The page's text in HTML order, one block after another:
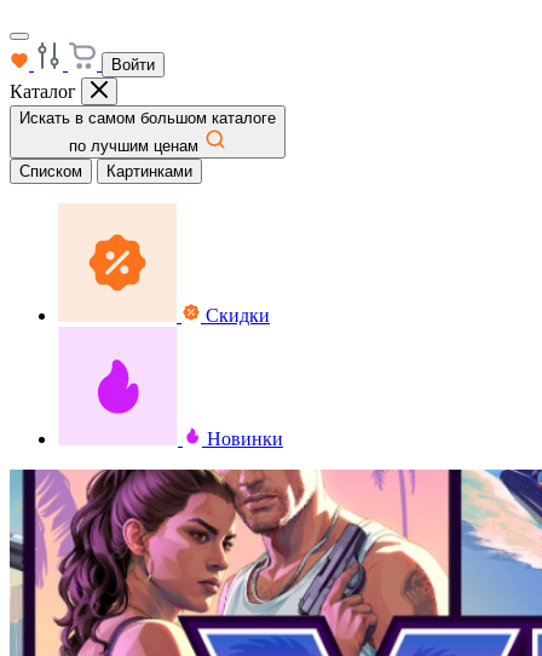
Войти
Каталог
Искать в самом большом каталоге
по лучшим ценам
Списком
Картинками
Скидки
Новинки